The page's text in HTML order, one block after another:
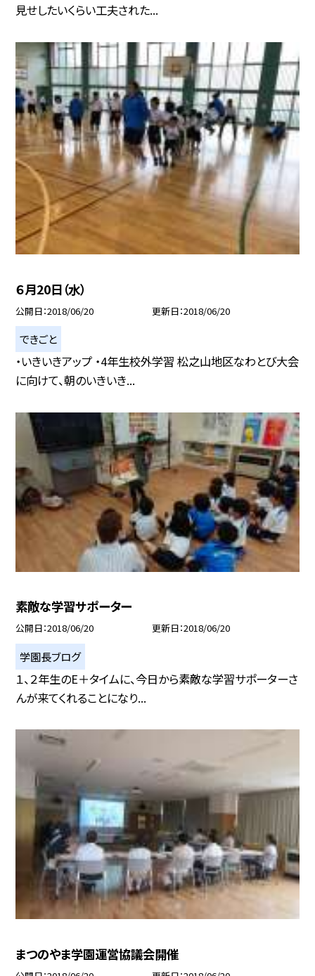
見せしたいくらい工夫された...
６月20日（水）
公開日 2018/06/20 更新日 2018/06/20
できごと
・いきいきアップ ・4年生校外学習 松之山地区なわとび大会
に向けて、朝のいきいき...
素敵な学習サポーター
公開日 2018/06/20 更新日 2018/06/20
学園長ブログ
１、２年生のE＋タイムに、今日から素敵な学習サポーターさ
んが来てくれることになり...
まつのやま学園運営協議会開催